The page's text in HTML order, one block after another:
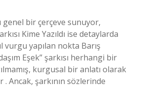
genel bir çerçeve sunuyor,
Kime Yazıldı ise detaylarda
vurgu yapılan nokta Barış
Eşek” şarkısı herhangi bir
kurgusal bir anlatı olarak
Ancak, şarkının sözlerinde